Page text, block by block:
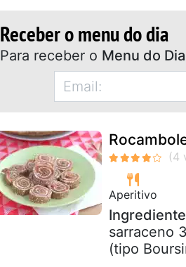
Receber o menu do dia
Para receber o Menu do Dia
Aperitivo
sarraceno
(tipo